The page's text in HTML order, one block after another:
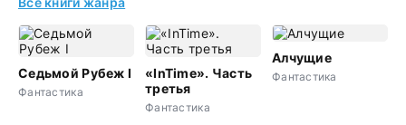
Седьмой Рубеж I
Фантастика
«InTime». Часть
третья
Фантастика
Алчущие
Фантастика